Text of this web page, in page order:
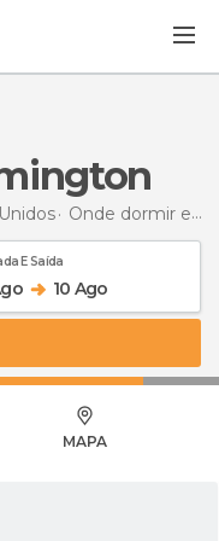
Onde dormir em Indiana
E Saída
10 Ago
MAPA